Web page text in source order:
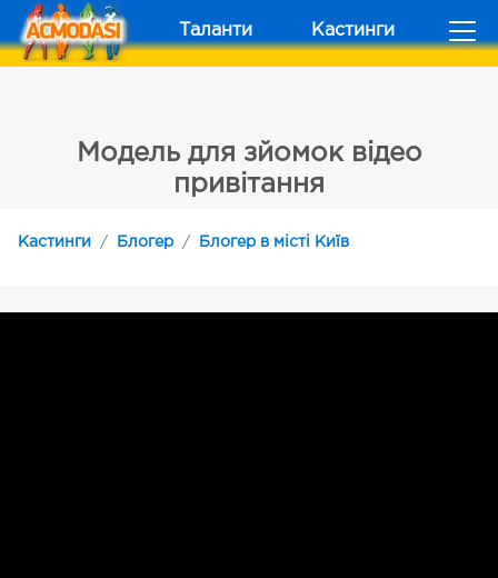
Таланти Кастинги
Модель для зйомок відео
привітання
Кастинги Блогер Блогер в місті Київ